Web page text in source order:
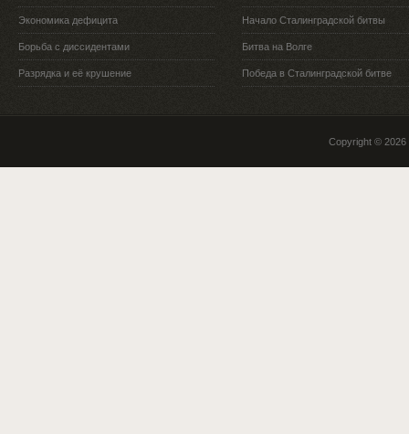
Экономика дефицита
Борьба с диссидентами
Разрядка и её крушение
Начало Сталинградской битвы
Битва на Волге
Победа в Сталинградской битве
Copyright © 2026